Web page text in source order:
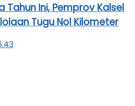
Tahun Ini, Pemprov Kalsel
Tugu Nol Kilometer